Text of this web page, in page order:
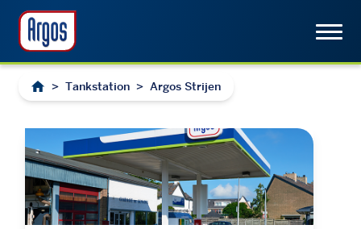
> Tankstation > Argos Strijen